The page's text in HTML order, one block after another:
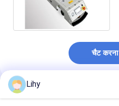
स्वचालित सामग्री हैंडलिंग सिस्टम
ASRS रैकिंग सिस्टम
कार्टन कन्वेयर सिस्टम
चैट करना
अनुशंसित उत्पाद
Lihy